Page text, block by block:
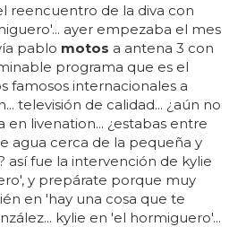
reencuentro de la diva con
ayer empezaba el mes
pablo motos a antena 3 con
programa que es el
famosos internacionales a
televisión de calidad... ¿aún no
livenation... ¿estabas entre
agua cerca de la pequeña y
así fue la intervención de kylie
y prepárate porque muy
en 'hay una cosa que te
kylie en 'el hormiguero'...